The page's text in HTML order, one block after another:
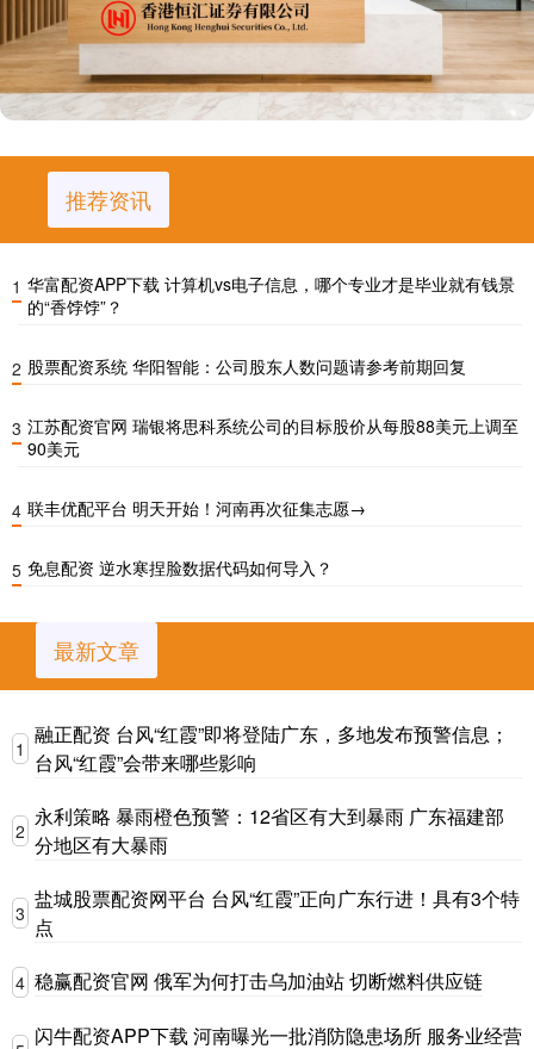
推荐资讯
1 华富配资APP下载 计算机vs电子信息，哪个专业才是毕业就有钱景
的“香饽饽”？
2 股票配资系统 华阳智能：公司股东人数问题请参考前期回复
3 江苏配资官网 瑞银将思科系统公司的目标股价从每股88美元上调至
90美元
4 联丰优配平台 明天开始！河南再次征集志愿→
5 免息配资 逆水寒捏脸数据代码如何导入？
最新文章
1
融正配资 台风“红霞”即将登陆广东，多地发布预警信息；
台风“红霞”会带来哪些影响
2
永利策略 暴雨橙色预警：12省区有大到暴雨 广东福建部
分地区有大暴雨
3
盐城股票配资网平台 台风“红霞”正向广东行进！具有3个特
点
4 稳赢配资官网 俄军为何打击乌加油站 切断燃料供应链
闪牛配资APP下载 河南曝光一批消防隐患场所 服务业经营